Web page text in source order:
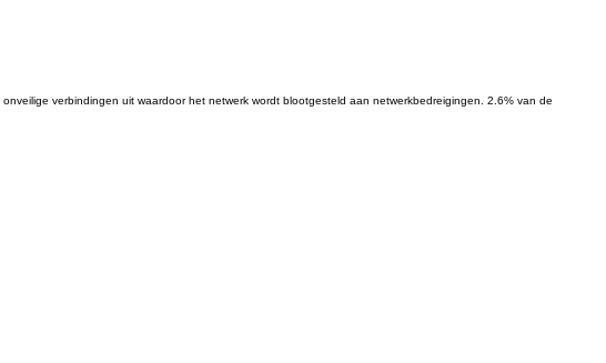
verbindingen uit waardoor het netwerk wordt blootgesteld aan netwerkbedreigingen. 2.6% van de